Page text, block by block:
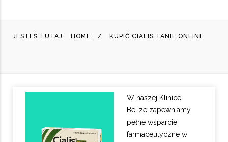
JESTEŚ TUTAJ: HOME KUPIĆ CIALIS TANIE ONLINE
W naszej Klinice
Belize zapewniamy
pełne wsparcie
farmaceutyczne w